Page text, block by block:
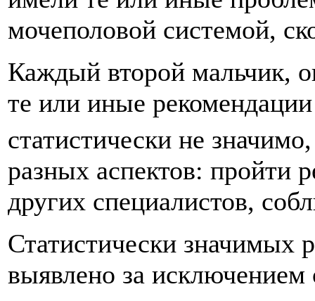
мочеполовой системой,
Каждый второй мальчик,
те или иные
статистически не
разных аспектов: пройти
других специалистов,
Статистически значимых
выявлено за исключением